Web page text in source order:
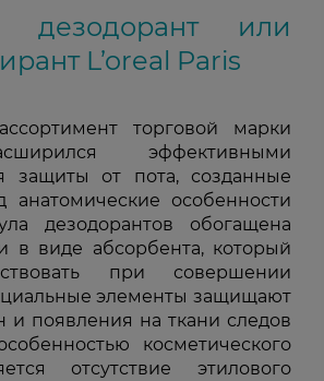
дезодорант или
L’oreal Paris
торговой марки
эффективными
защиты от пота, созданные
анатомические особенности
дезодорантов обогащена
в виде абсорбента, который
при совершении
элементы защищают
и появления на ткани следов
косметического
отсутствие этилового